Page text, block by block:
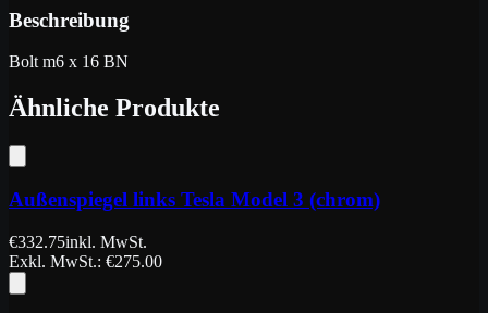
Beschreibung
Bolt m6 x 16 BN
Ähnliche Produkte
Außenspiegel links Tesla Model 3 (chrom)
€332.75inkl. MwSt.
Exkl. MwSt.: €275.00